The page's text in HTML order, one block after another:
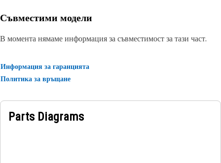
Съвместими модели
В момента нямаме информация за съвместимост за тази част.
Информация за гаранцията
Политика за връщане
Parts Diagrams